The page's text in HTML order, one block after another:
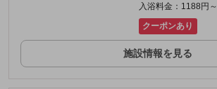
入浴料金：1188円～
クーポンあり
施設情報を見る